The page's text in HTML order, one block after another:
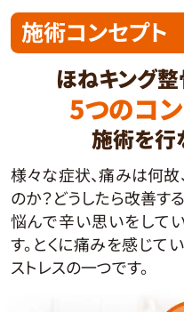
施術コンセプト
ほねキング
5つのコ
施術を行
様々な症状、痛みは何故
のか？どうしたら改善す
悩んで辛い思いをして
す。とくに痛みを感じて
ストレスの一つです。